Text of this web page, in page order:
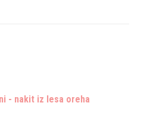
- nakit iz lesa oreha